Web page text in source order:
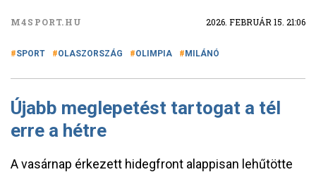
M4SPORT.HU 2026. FEBRUÁR 15. 21:06
SPORT OLASZORSZÁG OLIMPIA MILÁNÓ
Újabb meglepetést tartogat a tél
erre a hétre
A vasárnap érkezett hidegfront alappisan lehűtötte